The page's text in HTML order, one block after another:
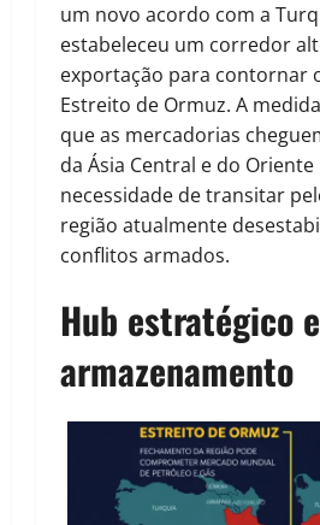
um novo acordo com a
estabeleceu um corredor
exportação para contornar
Estreito de Ormuz. A
que as mercadorias
da Ásia Central e do
necessidade de transitar
região atualmente
conflitos armados.
Hub estratégico e
armazenamento